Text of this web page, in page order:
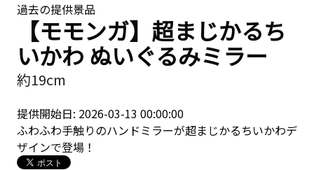
過去の提供景品
【モモンガ】超まじかるち
いかわ ぬいぐるみミラー
約19cm
提供開始日: 2026-03-13 00:00:00
ふわふわ手触りのハンドミラーが超まじかるちいかわデ
ザインで登場！